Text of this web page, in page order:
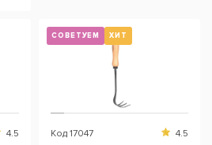
4.5
СОВЕТУЕМ ХИТ
Код 17047 4.5